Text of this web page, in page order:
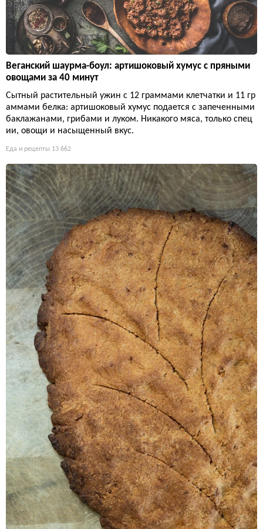
Веганский шаурма-боул: артишоковый хумус с пряными
овощами за 40 минут
Сытный растительный ужин с 12 граммами клетчатки и 11 гр
аммами белка: артишоковый хумус подается с запеченными
баклажанами, грибами и луком. Никакого мяса, только спец
ии, овощи и насыщенный вкус.
Еда и рецепты 13 662